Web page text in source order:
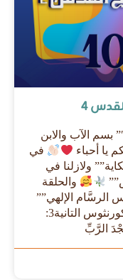
4
العاشرة “”الروح القدس4″” بسم الآب والابن
يا أحباء
في
ولازلنا في
والحلقة
الرسَّام الإلهي””
الآية بتاعتنا النهاردة من كورنثوس التانية3: